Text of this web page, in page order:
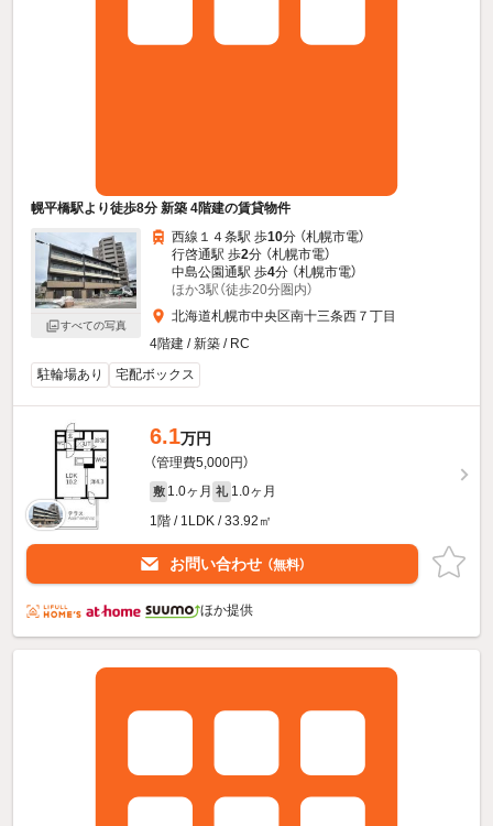
幌平橋駅より徒歩8分 新築 4階建の賃貸物件
すべての写真
西線１４条駅 歩10分 （札幌市電）
行啓通駅 歩2分 （札幌市電）
中島公園通駅 歩4分 （札幌市電）
ほか3駅（徒歩20分圏内）
北海道札幌市中央区南十三条西７丁目
4階建 / 新築 / RC
駐輪場あり
宅配ボックス
6.1万円
（管理費5,000円）
敷 1.0ヶ月 礼 1.0ヶ月
1階 / 1LDK / 33.92㎡
お問い合わせ （無料）
ほか提供